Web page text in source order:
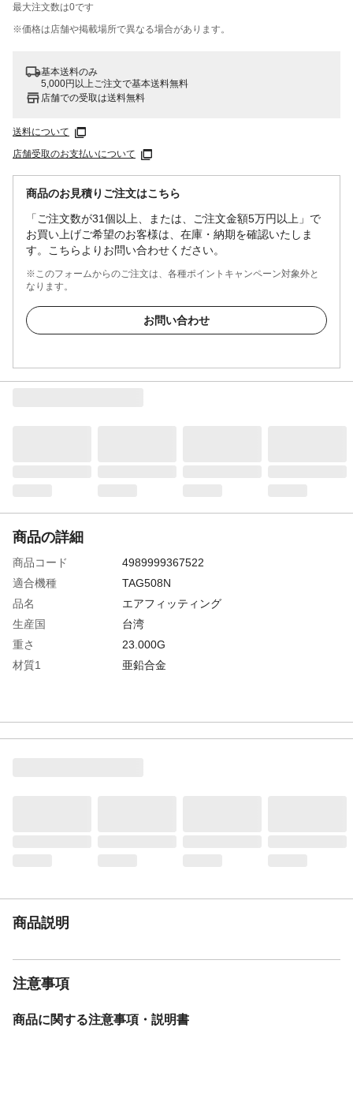
最大注文数は0です
※価格は​店舗や​掲載場所で​異なる​場合が​あります。
基本送料のみ
5,000円以上ご注文で基本送料無料
店舗での受取は送料無料
送料について
店舗受取のお支払いについて
商品のお見積りご注文はこちら
「ご注文数が31個以上、または、ご注文金額5万円以上」で
お買い上げご希望のお客様は、在庫・納期を確認いたしま
す。こちらよりお問い合わせください。
※このフォームからのご注文は、各種ポイントキャンペーン対象外と
なります。
お問い合わせ
商品の詳細
商品コード
4989999367522
適合機種
TAG508N
品名
エアフィッティング
生産国
台湾
重さ
23.000G
材質1
亜鉛合金
商品説明
注意事項
商品に関する注意事項・説明書